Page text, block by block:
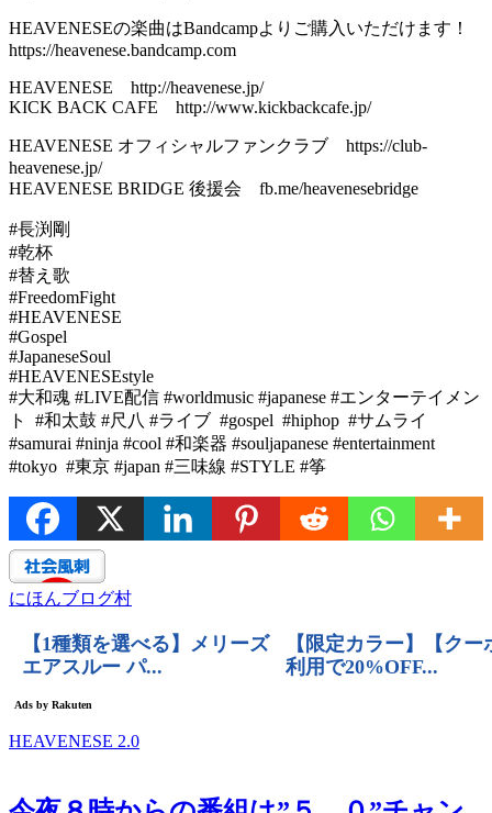
HEAVENESEの楽曲はBandcampよりご購入いただけます！
https://heavenese.bandcamp.com
HEAVENESE http://heavenese.jp/
KICK BACK CAFE http://www.kickbackcafe.jp/
HEAVENESE オフィシャルファンクラブ https://club-
heavenese.jp/
HEAVENESE BRIDGE 後援会 fb.me/heavenesebridge
#長渕剛
#乾杯
#替え歌
#FreedomFight
#HEAVENESE
#Gospel
#JapaneseSoul
#HEAVENESEstyle
#大和魂 #LIVE配信 #worldmusic #japanese #エンターテイメン
ト #和太鼓 #尺八 #ライブ #gospel #hiphop #サムライ
#samurai #ninja #cool #和楽器 #souljapanese #entertainment
#tokyo #東京 #japan #三味線 #STYLE #筝
にほんブログ村
HEAVENESE 2.0